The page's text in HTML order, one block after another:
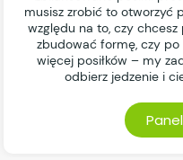
musisz zrobić to otworzyć
względu na to, czy
zbudować formę, czy
więcej posiłków – my
odbierz jedzenie i